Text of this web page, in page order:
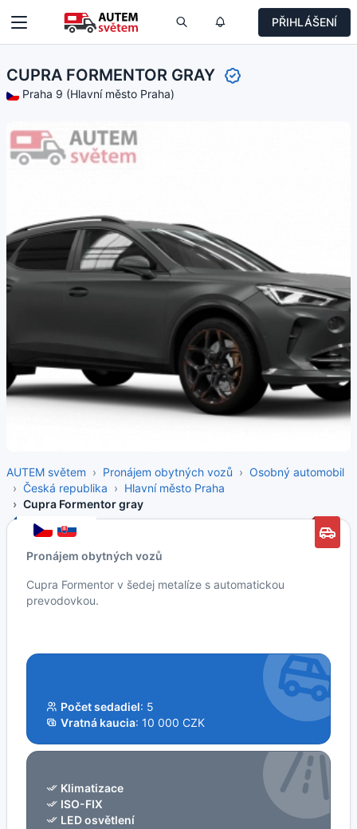
PŘIHLÁŠENÍ
CUPRA FORMENTOR GRAY
Praha 9 (Hlavní město Praha)
AUTEM světem Pronájem obytných vozů
Osobný automobil
Česká republika
Hlavní město Praha
Cupra Formentor gray
Pronájem obytných vozů
Cupra Formentor v šedej metalíze s automatickou
prevodovkou.
Počet sedadiel: 5
Vratná kaucia: 10 000 CZK
Klimatizace
ISO-FIX
LED osvětlení